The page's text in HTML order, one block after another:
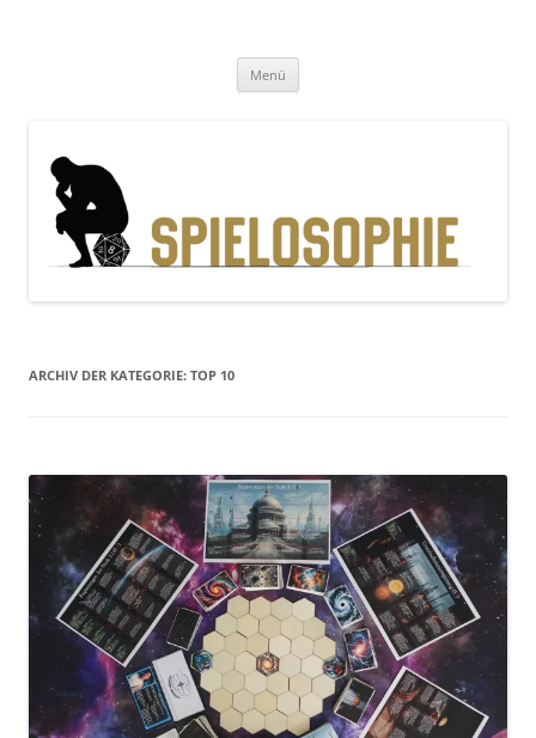
Menü
ARCHIV DER KATEGORIE: TOP 10